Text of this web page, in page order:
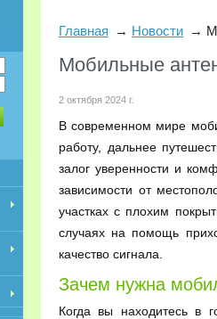
Главная Новости
Мобильные
2 октября 2024 г.
В современном мире
работу, дальнее
залог уверенности и
зависимости от
участках с плохим
случаях на помощь
качество сигнала.
Зачем нужна
Когда вы находитесь в